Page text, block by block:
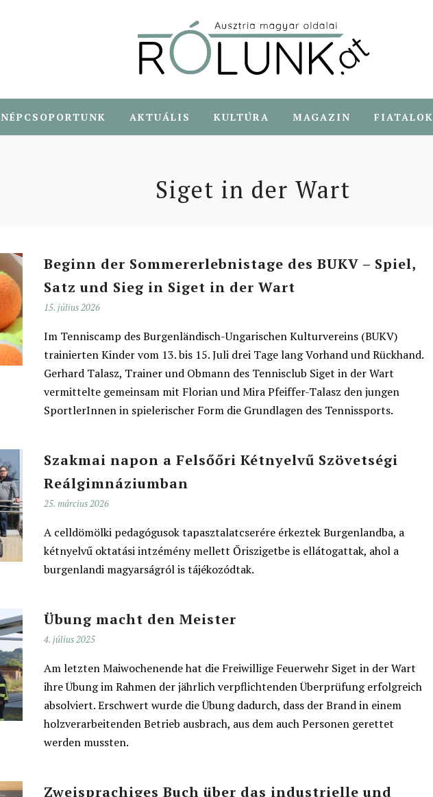
NÉPCSOPORTUNK AKTUÁLIS KULTÚRA MAGAZIN FIATALOK
Siget in der Wart
Beginn der Sommererlebnistage des BUKV – Spiel,
Satz und Sieg in Siget in der Wart
15. július 2026
Im Tenniscamp des Burgenländisch-Ungarischen Kulturvereins (BUKV)
trainierten Kinder vom 13. bis 15. Juli drei Tage lang Vorhand und Rückhand.
Gerhard Talasz, Trainer und Obmann des Tennisclub Siget in der Wart
vermittelte gemeinsam mit Florian und Mira Pfeiffer-Talasz den jungen
SportlerInnen in spielerischer Form die Grundlagen des Tennissports.
Szakmai napon a Felsőőri Kétnyelvű Szövetségi
Reálgimnáziumban
25. március 2026
A celldömölki pedagógusok tapasztalatcserére érkeztek Burgenlandba, a
kétnyelvű oktatási intzémény mellett Őriszigetbe is ellátogattak, ahol a
burgenlandi magyarságról is tájékozódtak.
Übung macht den Meister
4. július 2025
Am letzten Maiwochenende hat die Freiwillige Feuerwehr Siget in der Wart
ihre Übung im Rahmen der jährlich verpflichtenden Überprüfung erfolgreich
absolviert. Erschwert wurde die Übung dadurch, dass der Brand in einem
holzverarbeitenden Betrieb ausbrach, aus dem auch Personen gerettet
werden mussten.
Zweisprachiges Buch über das industrielle und